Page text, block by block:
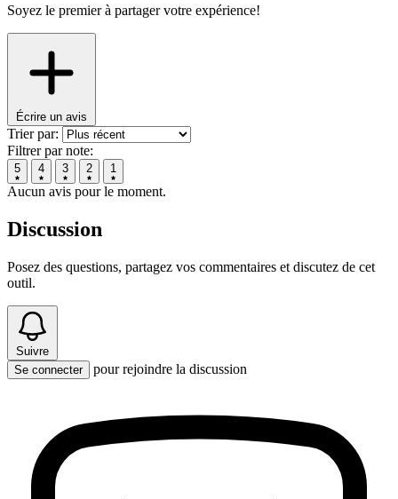
Soyez le premier à partager votre expérience!
Écrire un avis
Trier par:
Filtrer par note:
5 4 3 2 1
Aucun avis pour le moment.
Discussion
Posez des questions, partagez vos commentaires et discutez de cet
outil.
Suivre
Se connecter
pour rejoindre la discussion